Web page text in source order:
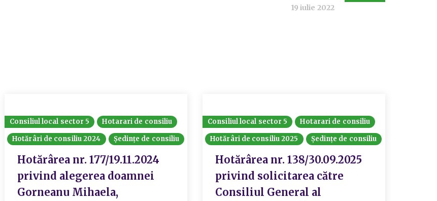
19 iulie 2022
Consiliul local sector 5
Hotarari de consiliu
Hotărâri de consiliu 2024
Ședințe de consiliu
Hotărârea nr. 177/19.11.2024
privind alegerea doamnei
Gorneanu Mihaela,
Consiliul local sector 5
Hotarari de consiliu
Hotărâri de consiliu 2025
Ședințe de consiliu
Hotărârea nr. 138/30.09.2025
privind solicitarea către
Consiliul General al